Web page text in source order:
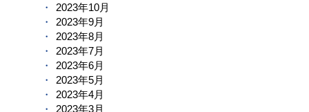
2023年10月
2023年9月
2023年8月
2023年7月
2023年6月
2023年5月
2023年4月
2023年3月